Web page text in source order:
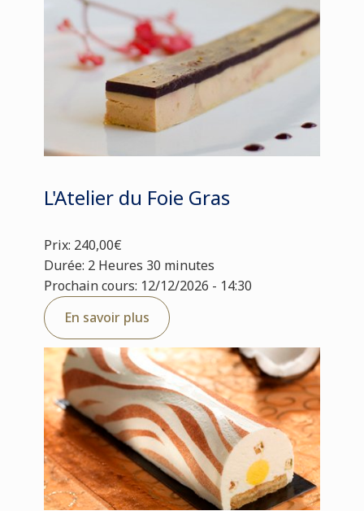
L'Atelier du Foie Gras
Prix: 240,00€
Durée: 2 Heures 30 minutes
Prochain cours: 12/12/2026 - 14:30
En savoir plus